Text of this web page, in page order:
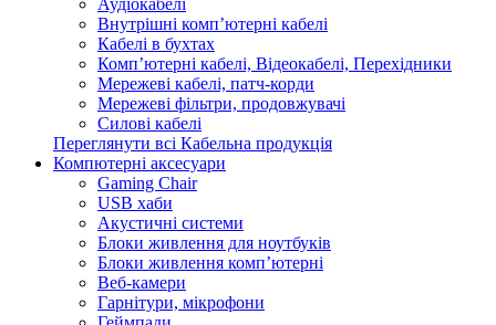
Аудіокабелі
Внутрішні комп’ютерні кабелі
Кабелі в бухтах
Комп’ютерні кабелі, Відеокабелі, Перехідники
Мережеві кабелі, патч-корди
Мережеві фільтри, продовжувачі
Силові кабелі
Переглянути всі Кабельна продукція
Компютерні аксесуари
Gaming Chair
USB хаби
Акустичні системи
Блоки живлення для ноутбуків
Блоки живлення комп’ютерні
Веб-камери
Гарнітури, мікрофони